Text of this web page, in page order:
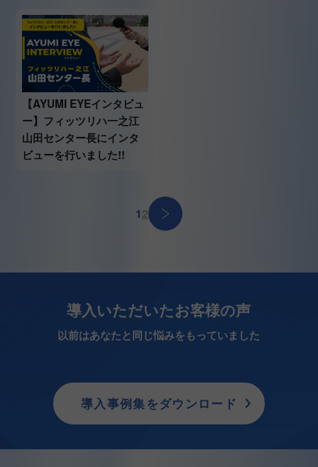
【AYUMI EYEインタビュ
ー】フィッツリハ一之江
山田センター長にインタ
ビューを行いました!!
12
導入いただいたお客様の声
以前はあなたと同じ悩みをもっていました
導入事例集をダウンロード